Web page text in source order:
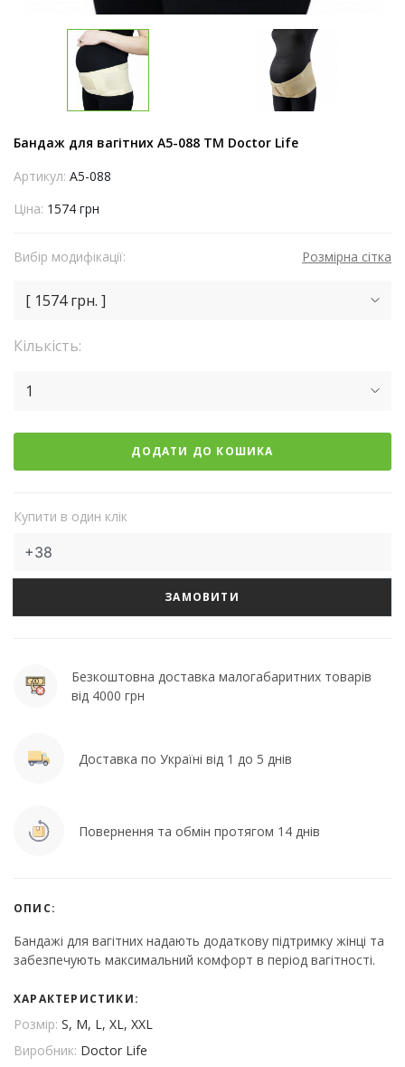
Бандаж для вагітних А5-088 TM Doctor Life
Артикул: A5-088
Ціна: 1574 грн
Вибір модифікації: Розмірна сітка
[ 1574 грн. ]
Кількість:
1
ДОДАТИ ДО КОШИКА
Купити в один клік
ЗАМОВИТИ
Безкоштовна доставка малогабаритних товарів
від 4000 грн
Доставка по Україні від 1 до 5 днів
Повернення та обмін протягом 14 днів
ОПИС:
Бандажі для вагітних надають додаткову підтримку жінці та
забезпечують максимальний комфорт в період вагітності.
ХАРАКТЕРИСТИКИ:
Розмір: S, M, L, XL, XXL
Виробник: Doctor Life